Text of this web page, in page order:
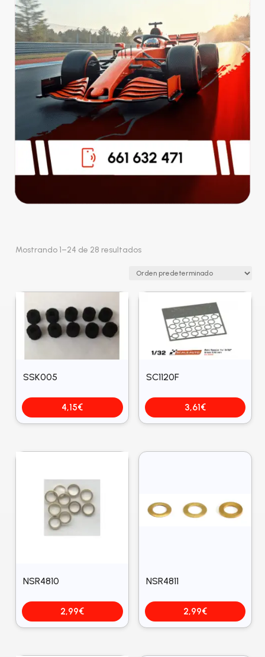
Mostrando 1–24 de 28 resultados
SSK005
4,15€
SC1120F
3,61€
NSR4810
2,99€
NSR4811
2,99€